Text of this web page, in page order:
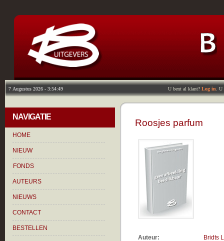
U bent al klant? Log in .
NAVIGATIE
HOME
NIEUW
FONDS
AUTEURS
NIEUWS
CONTACT
BESTELLEN
Roosjes parfum
Auteur:
Bridts